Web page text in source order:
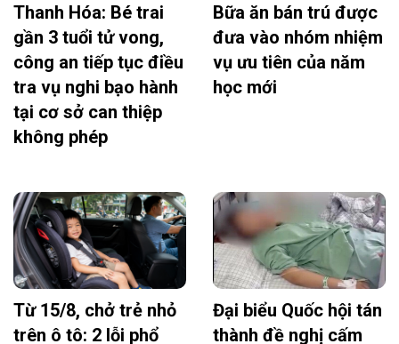
Thanh Hóa: Bé trai
gần 3 tuổi tử vong,
công an tiếp tục điều
tra vụ nghi bạo hành
tại cơ sở can thiệp
không phép
Bữa ăn bán trú được
đưa vào nhóm nhiệm
vụ ưu tiên của năm
học mới
Từ 15/8, chở trẻ nhỏ
trên ô tô: 2 lỗi phổ
Đại biểu Quốc hội tán
thành đề nghị cấm